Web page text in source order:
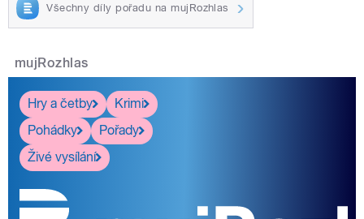
Všechny díly pořadu na mujRozhlas
mujRozhlas
Hry a četby
Krimi
Pohádky
Pořady
Živé vysílání